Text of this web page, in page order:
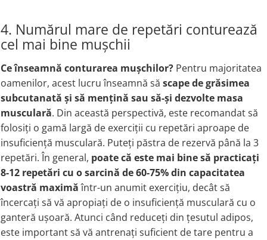
4. Numărul mare de repetări conturează
cel mai bine mușchii
Ce înseamnă conturarea mușchilor? Pentru majoritatea
oamenilor, acest lucru înseamnă să scape de grăsimea
subcutanată și să mențină sau să-și dezvolte masa
musculară. Din această perspectivă, este recomandat să
folosiți o gamă largă de exerciții cu repetări aproape de
insuficiență musculară. Puteți păstra de rezervă până la 3
repetări. În general, poate că este mai bine să practicați
8-12 repetări cu o sarcină de 60-75% din capacitatea
voastră maximăîntr-un anumit exercițiu, decât să
încercați să vă apropiați de o insuficiență musculară cu o
ganteră ușoară. Atunci când reduceți din țesutul adipos,
este important să vă antrenați suficient de tare pentru a